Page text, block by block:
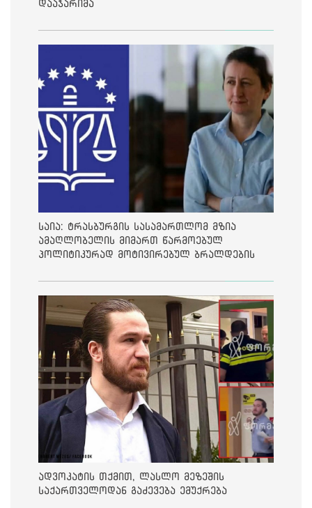
დააჯარიმა
საია: ტრასბურგის სასამართლომ მზია
ამაღლობელის მიმართ წარმოებულ
პოლიტიკურად მოტივირებულ ბრალდების
ადვოკატის თქმით, ლასლო მეზეშის
საქართველოდან გაძევება ემუქრება